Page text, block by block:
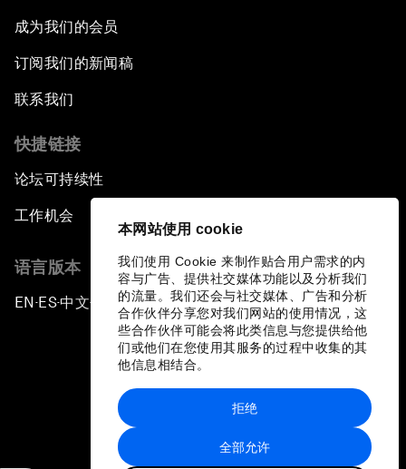
本网站使用 cookie
我们使用 Cookie 来制作贴合用户需求的内
容与广告、提供社交媒体功能以及分析我们
的流量。我们还会与社交媒体、广告和分析
合作伙伴分享您对我们网站的使用情况，这
些合作伙伴可能会将此类信息与您提供给他
们或他们在您使用其服务的过程中收集的其
他信息相结合。
全部允许
拒绝
成为我们的会员
订阅我们的新闻稿
联系我们
快捷链接
论坛可持续性
工作机会
语言版本
EN ▪ES▪中文▪ 日本語
站点地图